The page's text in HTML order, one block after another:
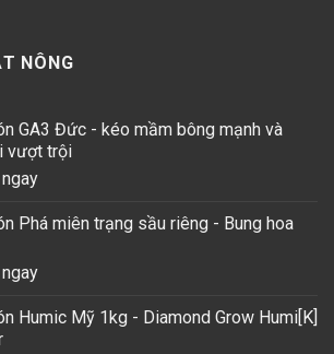
NÔNG
GA3 Đức - kéo mầm bông mạnh và
vượt trội
Phá miên trạng sầu riêng - Bung hoa
Humic Mỹ 1kg - Diamond Grow Humi[K]